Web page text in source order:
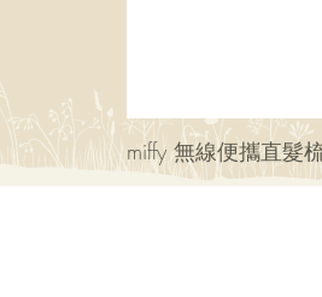
miffy 無線便攜直髮